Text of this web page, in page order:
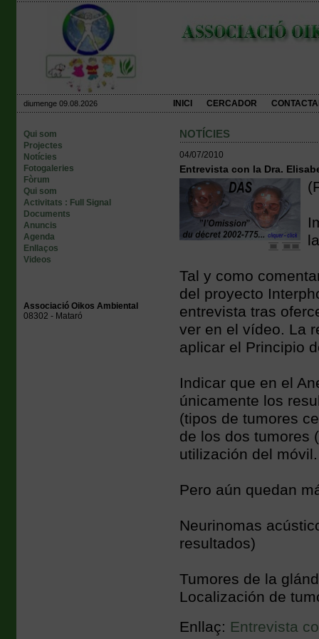
diumenge 09.08.2026 INICI CERCADOR
Qui som
Projectes
Notícies
Fotogaleries
Fòrum
Qui som
Activitats : Full Signal
Documents
Anuncis
Agenda
Enllaços
Videos
Associació Oikos Ambiental
08302 - Mataró
NOTÍCIES
04/07/2010
Entrevista con la Dra.
Tal y como
del proyecto
entrevista tras
ver en el vídeo. La
aplicar el Principio
Indicar que en el
únicamente los
(tipos de tumores
de los dos tumores
utilización del móvil.
Pero aún quedan
Neurinomas
resultados)
Tumores de la
Localización de
Enllaç: Entrevista